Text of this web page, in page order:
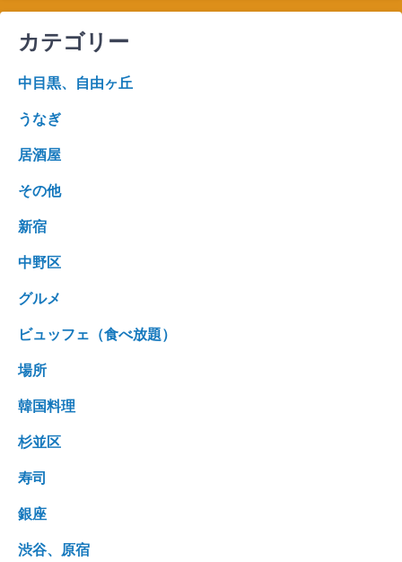
カテゴリー
中目黒、自由ヶ丘
うなぎ
居酒屋
その他
新宿
中野区
グルメ
ビュッフェ（食べ放題）
場所
韓国料理
杉並区
寿司
銀座
渋谷、原宿